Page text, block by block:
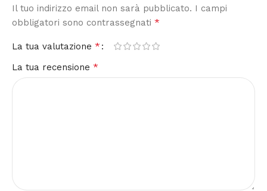
Il tuo indirizzo email non sarà pubblicato. I campi
obbligatori sono contrassegnati *
La tua valutazione *
La tua recensione *